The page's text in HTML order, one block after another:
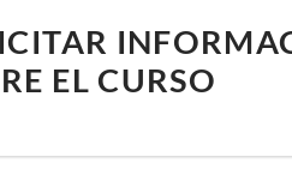
EL CURSO